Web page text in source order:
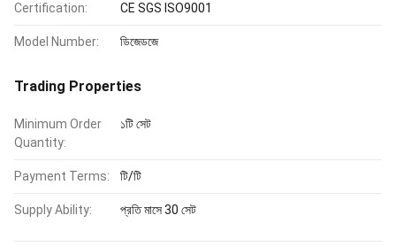
Certification: CE SGS ISO9001
Model Number: ডিজেডজে
Trading Properties
Minimum Order
Quantity:
১টি সেট
Payment Terms: টি/টি
Supply Ability: প্রতি মাসে 30 সেট